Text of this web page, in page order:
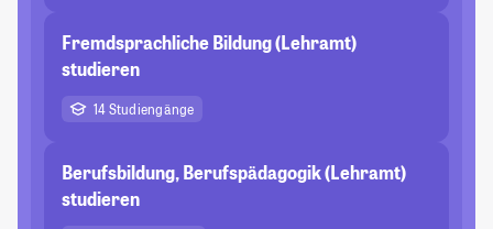
Fremdsprachliche Bildung (Lehramt)
studieren
14 Studiengänge
Berufsbildung, Berufspädagogik (Lehramt)
studieren